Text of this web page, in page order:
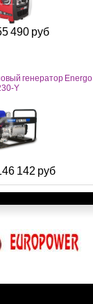
490 руб
генератор Energo
Y
142 руб